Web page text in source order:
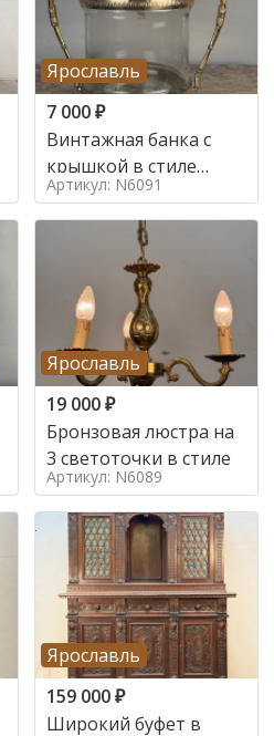
Ярославль
7 000₽
Винтажная банка с
крышкой в стиле
Италия,
Артикул: N6091
Ярославль
19 000₽
Бронзовая люстра на
3 светоточки в стиле
Артикул: N6089
Ярославль
159 000₽
Широкий буфет в